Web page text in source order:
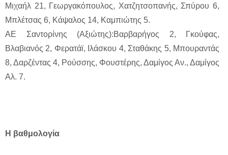
Μιχαήλ 21, Γεωργακόπουλος, Χατζητσοπανής, Σπύρου 6,
Μπλέτσας 6, Κάψαλος 14, Καμπιώτης 5.
ΑΕ Σαντορίνης (Αξιώτης):Βαρβαρήγος 2, Γκούφας,
Βλαβιανός 2, Φερατάϊ, Ιλάσκου 4, Σταθάκης 5, Μπουραντάς
8, Δαρζέντας 4, Ρούσσης, Φουστέρης, Δαμίγος Αν., Δαμίγος
Αλ. 7.
Η βαθμολογία